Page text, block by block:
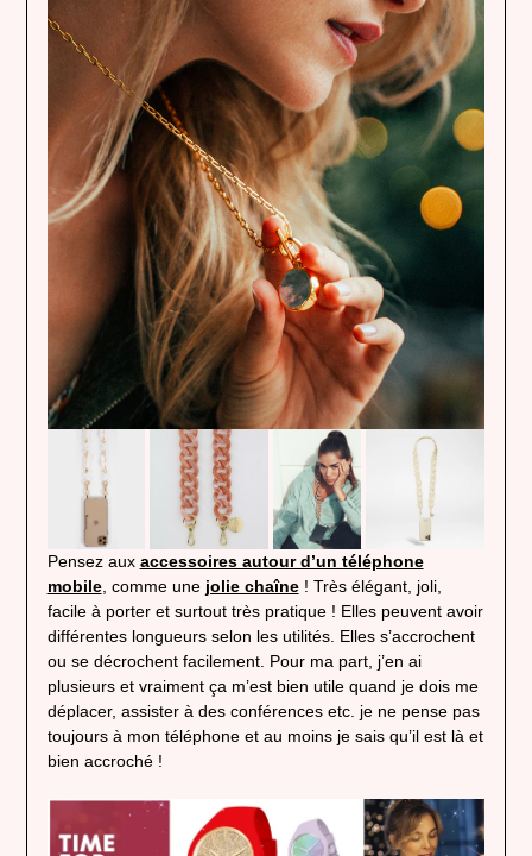
Pensez aux accessoires autour d’un téléphone
mobile, comme une jolie chaîne! Très élégant, joli,
facile à porter et surtout très pratique ! Elles peuvent avoir
différentes longueurs selon les utilités. Elles s’accrochent
ou se décrochent facilement. Pour ma part, j’en ai
plusieurs et vraiment ça m’est bien utile quand je dois me
déplacer, assister à des conférences etc. je ne pense pas
toujours à mon téléphone et au moins je sais qu’il est là et
bien accroché !